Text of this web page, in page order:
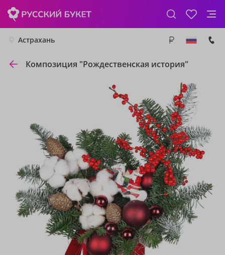
Астрахань
Композиция "Рождественская история"